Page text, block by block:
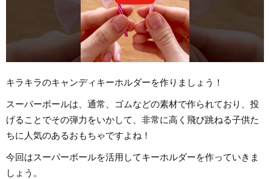
キラキラのキャンディキーホルダーを作りましょう！
スーパーボールは、通常、ゴムなどの素材で作られており、投
げることでその弾力をいかして、非常に高く飛び跳ねる子供た
ちに人気のあるおもちゃですよね！
今回はスーパーボールを活用してキーホルダーを作っていきま
しょう。